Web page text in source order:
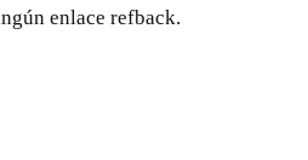
enlace refback.